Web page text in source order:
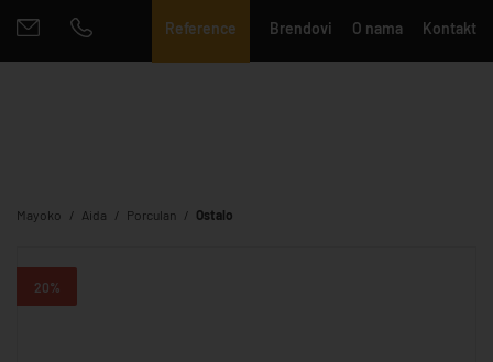
Reference Brendovi O nama Kontakt
Mayoko Aida Porculan Ostalo
20%